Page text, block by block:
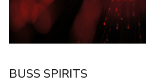
BUSS SPIRITS